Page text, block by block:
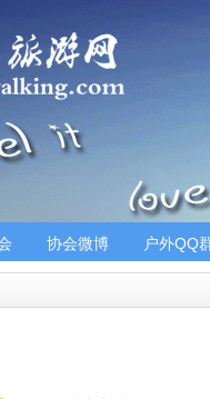
协会微博 户外QQ